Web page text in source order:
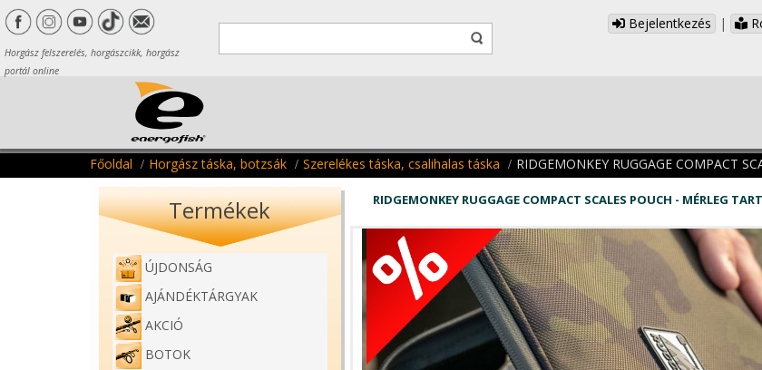
Horgász felszerelés, horgászcikk, horgász
portál online
Bejelentkezés |
Főoldal Horgász táska, botzsák Szerelékes táska, csalihalas táska RIDGEMONKEY RUGGAGE COMPACT
Termékek
ÚJDONSÁG
AJÁNDÉKTÁRGYAK
AKCIÓ
BOTOK
RIDGEMONKEY RUGGAGE COMPACT SCALES POUCH - MÉRLEG